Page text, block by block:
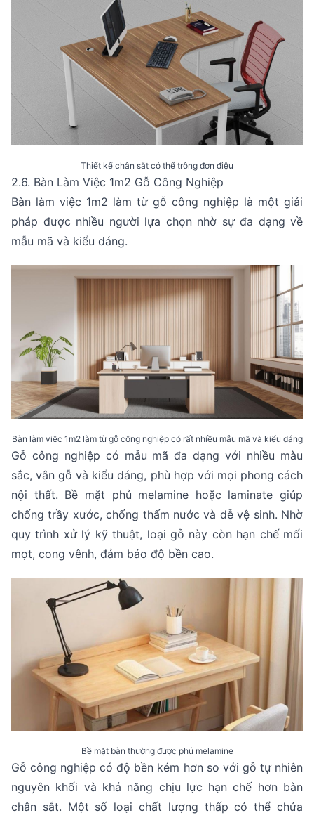
Thiết kế chân sắt có thể trông đơn điệu
2.6. Bàn Làm Việc 1m2 Gỗ Công Nghiệp
Bàn làm việc 1m2 làm từ gỗ công nghiệp là một giải
pháp được nhiều người lựa chọn nhờ sự đa dạng về
mẫu mã và kiểu dáng.
Bàn làm việc 1m2 làm từ gỗ công nghiệp có rất nhiều mẫu mã và kiểu dáng
Gỗ công nghiệp có mẫu mã đa dạng với nhiều màu
sắc, vân gỗ và kiểu dáng, phù hợp với mọi phong cách
nội thất. Bề mặt phủ melamine hoặc laminate giúp
chống trầy xước, chống thấm nước và dễ vệ sinh. Nhờ
quy trình xử lý kỹ thuật, loại gỗ này còn hạn chế mối
mọt, cong vênh, đảm bảo độ bền cao.
Bề mặt bàn thường được phủ melamine
Gỗ công nghiệp có độ bền kém hơn so với gỗ tự nhiên
nguyên khối và khả năng chịu lực hạn chế hơn bàn
chân sắt. Một số loại chất lượng thấp có thể chứa